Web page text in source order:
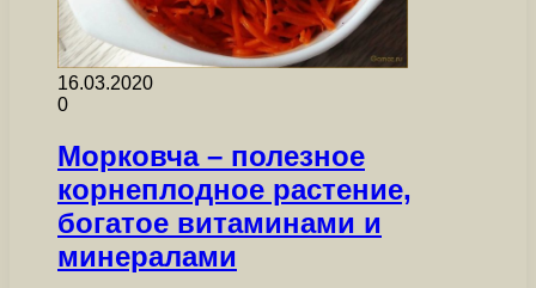
16.03.2020
0
Морковча – полезное
корнеплодное растение,
богатое витаминами и
минералами